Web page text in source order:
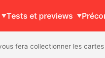
Tests et previews
fera collectionner les